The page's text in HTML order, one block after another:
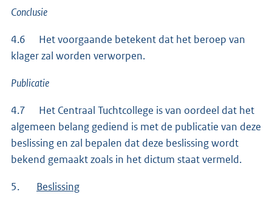
Conclusie
4.6 Het voorgaande betekent dat het beroep van
klager zal worden verworpen.
Publicatie
4.7 Het Centraal Tuchtcollege is van oordeel dat het
algemeen belang gediend is met de publicatie van deze
beslissing en zal bepalen dat deze beslissing wordt
bekend gemaakt zoals in het dictum staat vermeld.
5. Beslissing